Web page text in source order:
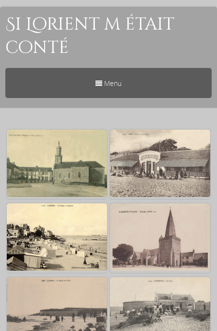
Si Lorient m était
conté
Menu
Port-Louis – Chapelle Saint-
Pierre
Port-Louis – Le casino
Larmor – La plage
Larmor – Eglise Notre Dame de
Larmor